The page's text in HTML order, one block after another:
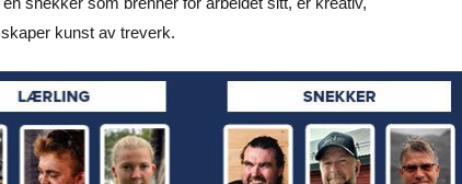
kunst av treverk.